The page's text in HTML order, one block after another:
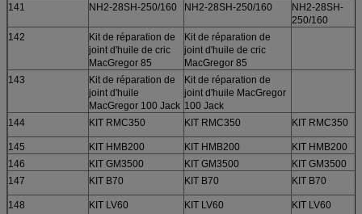
141
NH2-28SH-250/160 NH2-28SH-250/160
NH2-28SH-
250/160
142
Kit de réparation de
joint d'huile de cric
MacGregor 85
Kit de réparation de
joint d'huile de cric
MacGregor 85
143
Kit de réparation de
joint d'huile
MacGregor 100 Jack
Kit de réparation de
joint d'huile MacGregor
100 Jack
144
KIT RMC350 KIT RMC350 KIT RMC350
145 KIT HMB200 KIT HMB200
KIT HMB200
146
KIT GM3500 KIT GM3500
KIT GM3500
147
KIT B70 KIT B70 KIT B70
148 KIT LV60 KIT LV60 KIT LV60